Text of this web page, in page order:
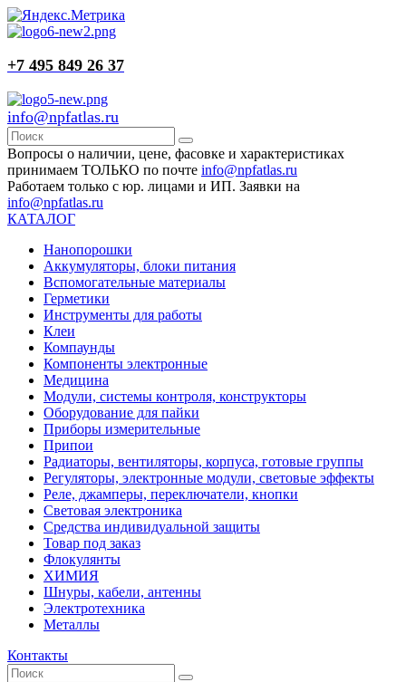
+7 495 849 26 37
info@npfatlas.ru
Вопросы о наличии, цене, фасовке и характеристиках
принимаем ТОЛЬКО по почте info@npfatlas.ru
Работаем только с юр. лицами и ИП. Заявки на
info@npfatlas.ru
КАТАЛОГ
Нанопорошки
Аккумуляторы, блоки питания
Вспомогательные материалы
Герметики
Инструменты для работы
Клеи
Компаунды
Компоненты электронные
Медицина
Модули, системы контроля, конструкторы
Оборудование для пайки
Приборы измерительные
Припои
Радиаторы, вентиляторы, корпуса, готовые группы
Регуляторы, электронные модули, световые эффекты
Реле, джамперы, переключатели, кнопки
Световая электроника
Средства индивидуальной защиты
Товар под заказ
Флокулянты
ХИМИЯ
Шнуры, кабели, антенны
Электротехника
Металлы
Контакты